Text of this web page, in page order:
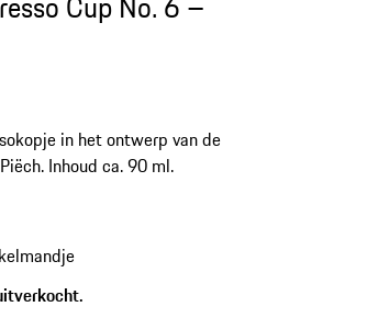
in het ontwerp van de
Inhoud ca. 90 ml.